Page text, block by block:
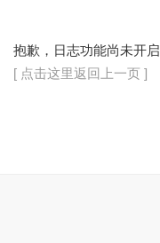
抱歉，日志功能尚未开启
[ 点击这里返回上一页 ]